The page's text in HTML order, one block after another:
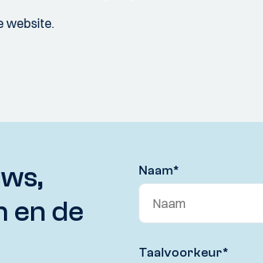
website.
en de
Naam*
Taalvoorkeur*